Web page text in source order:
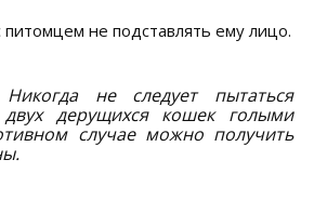
не подставлять ему лицо.
не следует пытаться
двух дерущихся кошек голыми
случае можно получить